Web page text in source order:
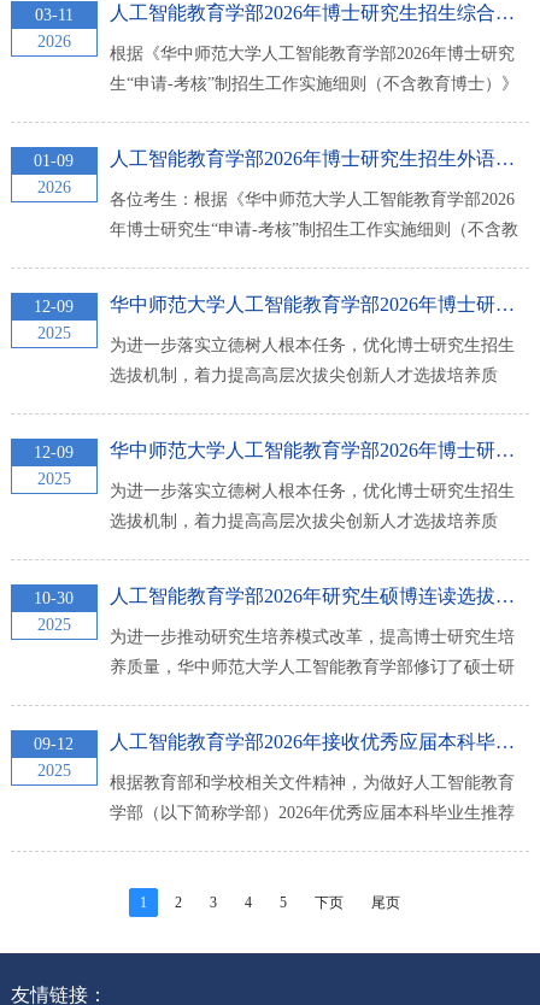
机构学部成立研究生招生工作领导小组，全面负责博士
研究生招生工作。下设资格审核小组、材料评审小组、
综合考核小组及纪检监督小组具体负责相关工作，...
03-11
2026
人工智能教育学部2026年博士研究生招生综合考核工作方案（不...
根据《华中师范大学人工智能教育学部2026年博士研究
生“申请-考核”制招生工作实施细则（不含教育博士）》
成立研究生招生工作领导小组，全面负责博士研究生招
生工作。下设资格审核小组、材料评审小组、综合考核
小组及纪检监督小组具体负责相关工作。学部“申...
01-09
2026
人工智能教育学部2026年博士研究生招生外语水平考核的通知
各位考生：根据《华中师范大学人工智能教育学部2026
年博士研究生“申请-考核”制招生工作实施细则（不含教
福75分），但未达到外语水平基本报考条件，必须参加
学部组织的外语水平考核。未通过全国大学英语四级
（或雅思未达到5.5分、托福未达到75分）不能参加学...
12-09
2025
华中师范大学人工智能教育学部2026年博士研究生“申请-考核”...
为进一步落实立德树人根本任务，优化博士研究生招生
选拔机制，着力提高高层次拔尖创新人才选拔培养质
士（专业学位）研究生招生简章》的规定，结合人工智
能教育学部（以下简称“学部”）实际，特制订本细则。本
细则只针对教育博士。一、组织机构学部成立研究生...
12-09
2025
华中师范大学人工智能教育学部2026年博士研究生“申请-考核”...
为进一步落实立德树人根本任务，优化博士研究生招生
选拔机制，着力提高高层次拔尖创新人才选拔培养质
称“学部”）实际，特制订本细则。本细则只针对学术型博
士、电子信息专业学位博士。一、组织机构学部成立研
究生招生工作领导小组，全面负责本单位博士研究生...
10-30
2025
人工智能教育学部2026年研究生硕博连读选拔实施办法
为进一步推动研究生培养模式改革，提高博士研究生培
养质量，华中师范大学人工智能教育学部修订了硕士研
语水平、科研成果等要求，并详细说明了申请及选拔流
程。通过严格的考核和复核程序，确保选拔工作的公
平、公正、公开。
09-12
2025
人工智能教育学部2026年接收优秀应届本科毕业生推荐免试攻读...
根据教育部和学校相关文件精神，为做好人工智能教育
学部（以下简称学部）2026年优秀应届本科毕业生推荐
推荐免试攻读全日制研究生办法。一、组织机构及职责
1 2 3 4 5 下页 尾页
友情链接：